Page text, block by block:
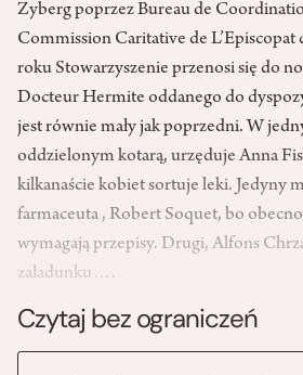
Zyberg poprzez Bureau de
Commission Caritative de
roku Stowarzyszenie przenosi się do
Docteur Hermite oddanego do
jest równie mały jak poprzedni. W
oddzielonym kotarą, urzęduje Anna
kilkanaście kobiet sortuje leki. Jedyny
farmaceuta , Robert Soquet, bo
wymagają przepisy. Drugi, Alfons
załadunku….
Czytaj bez ograniczeń